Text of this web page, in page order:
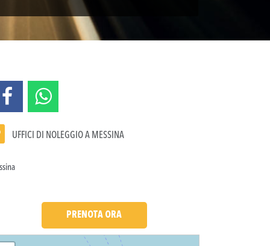
UFFICI DI NOLEGGIO A MESSINA
PRENOTA ORA